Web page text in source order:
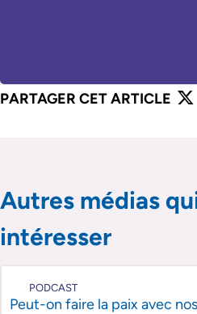
PARTAGER CET ARTICLE
Autres médias
intéresser
PODCAST
Peut-on faire la paix avec